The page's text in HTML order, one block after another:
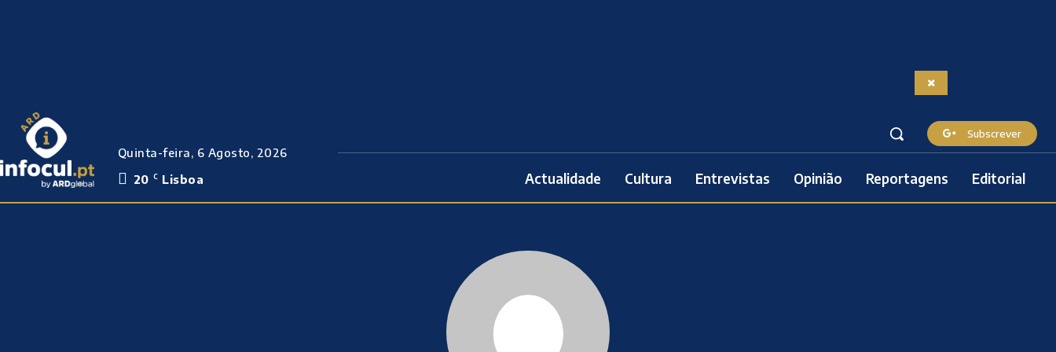
Quinta-feira, 6 Agosto, 2026
20 C Lisboa
Subscrever
Actualidade Cultura Entrevistas Opinião Reportagens Editorial